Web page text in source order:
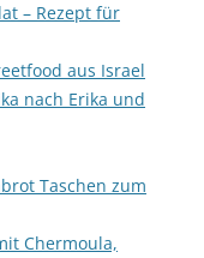
– Rezept für
aus Israel
nach Erika und
Taschen zum
Chermoula,